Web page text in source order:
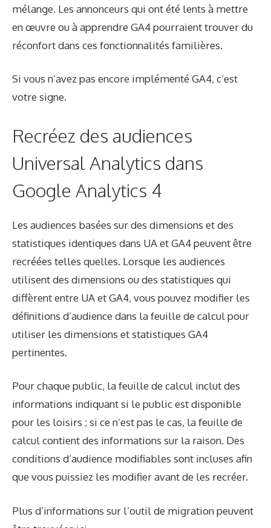
mélange. Les annonceurs qui ont été lents à mettre
en œuvre ou à apprendre GA4 pourraient trouver du
réconfort dans ces fonctionnalités familières.
Si vous n’avez pas encore implémenté GA4, c’est
votre signe.
Recréez des audiences
Universal Analytics dans
Google Analytics 4
Les audiences basées sur des dimensions et des
statistiques identiques dans UA et GA4 peuvent être
recréées telles quelles. Lorsque les audiences
utilisent des dimensions ou des statistiques qui
diffèrent entre UA et GA4, vous pouvez modifier les
définitions d’audience dans la feuille de calcul pour
utiliser les dimensions et statistiques GA4
pertinentes.
Pour chaque public, la feuille de calcul inclut des
informations indiquant si le public est disponible
pour les loisirs ; si ce n’est pas le cas, la feuille de
calcul contient des informations sur la raison. Des
conditions d’audience modifiables sont incluses afin
que vous puissiez les modifier avant de les recréer.
Plus d’informations sur l’outil de migration peuvent